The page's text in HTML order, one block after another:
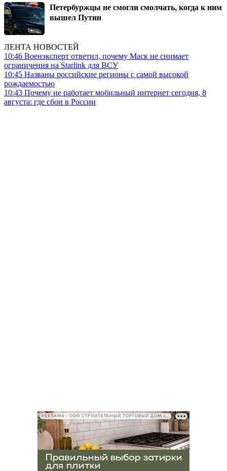
Петербуржцы не смогли смолчать, когда к ним
вышел Путин
ЛЕНТА НОВОСТЕЙ
10:46 Военэксперт ответил, почему Маск не снимает
ограничения на Starlink для ВСУ
10:45 Названы российские регионы с самой высокой
рождаемостью
10:43 Почему не работает мобильный интернет сегодня, 8
августа: где сбои в России
РЕКЛАМА • ООО СТРОИТЕЛЬНЫЙ ТОРГОВЫЙ ДОМ «ПЕТРОВИЧ», ИНН 7802348846